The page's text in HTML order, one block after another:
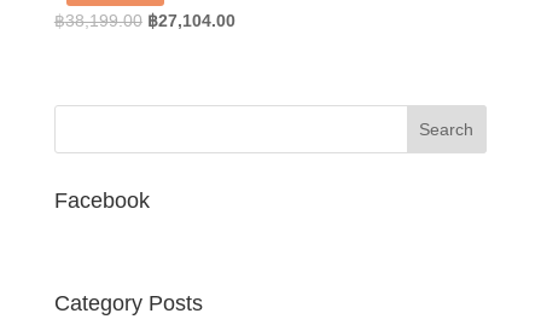
฿38,199.00 Original
฿38,199.00.
฿27,104.00Current
฿27,104.00.
Facebook
Category Posts